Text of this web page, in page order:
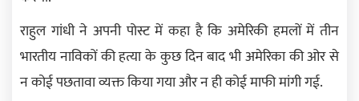
राहुल गांधी ने अपनी पोस्ट में कहा है कि अमेरिकी हमलों में तीन
भारतीय नाविकों की हत्या के कुछ दिन बाद भी अमेरिका की ओर से
न कोई पछतावा व्यक्त किया गया और न ही कोई माफी मांगी गई.